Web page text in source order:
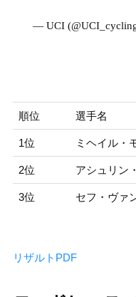
— UCI
順位 選手名
1位 ミヘイル・
2位 アシュリン
3位 セフ・ヴァ
リザルトPDF